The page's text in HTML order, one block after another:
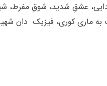
دان